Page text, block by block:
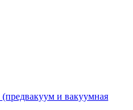
и вакуумная